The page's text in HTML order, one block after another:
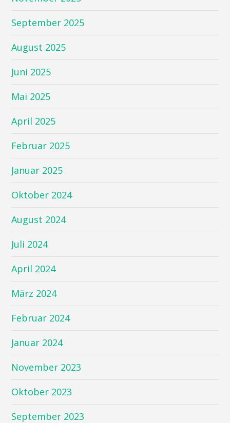
September 2025
August 2025
Juni 2025
Mai 2025
April 2025
Februar 2025
Januar 2025
Oktober 2024
August 2024
Juli 2024
April 2024
März 2024
Februar 2024
Januar 2024
November 2023
Oktober 2023
September 2023